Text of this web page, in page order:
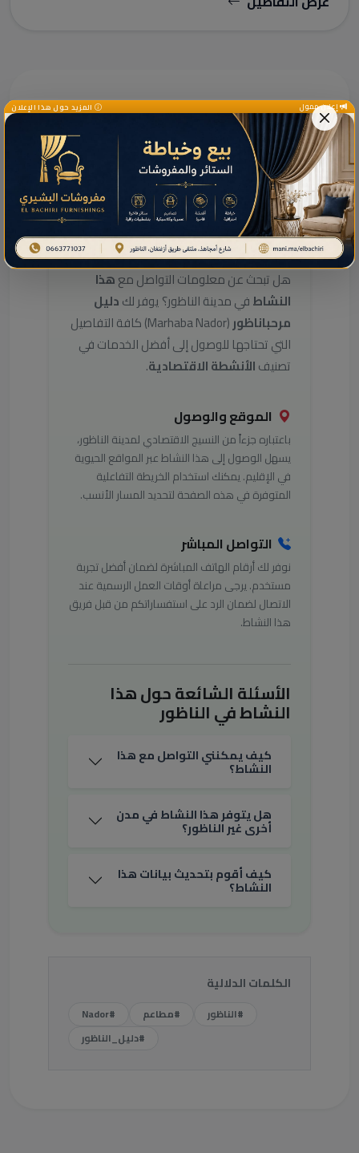
دليل الخدمات ومعلومات إضافية
دليل خدمات هذا النشاط
بالناظور
هل تبحث عن معلومات التواصل معهذا
النشاطفي مدينة الناظور؟ يوفر لكدليل
مرحباناظور
(Marhaba Nador) كافة التفاصيل
التي تحتاجها للوصول إلى أفضل الخدمات في
تصنيفالأنشطة الاقتصادية.
الموقع والوصول
باعتباره جزءاً من النسيج الاقتصادي لمدينة الناظور،
يسهل الوصول إلى هذا النشاط عبر المواقع الحيوية
في الإقليم. يمكنك استخدام الخريطة التفاعلية
المتوفرة في هذه الصفحة لتحديد المسار الأنسب.
التواصل المباشر
نوفر لك أرقام الهاتف المباشرة لضمان أفضل تجربة
مستخدم. يرجى مراعاة أوقات العمل الرسمية عند
الاتصال لضمان الرد على استفساراتكم من قبل فريق
هذا النشاط.
الأسئلة الشائعة حول هذا
النشاط في الناظور
كيف يمكنني التواصل مع هذا
النشاط؟
هل يتوفر هذا النشاط في مدن
أخرى غير الناظور؟
كيف أقوم بتحديث بيانات هذا
النشاط؟
الكلمات الدلالية
#الناظور #مطاعم
#Nador
#دليل_الناظور
إعلان ممول المزيد حول هذا الإعلان